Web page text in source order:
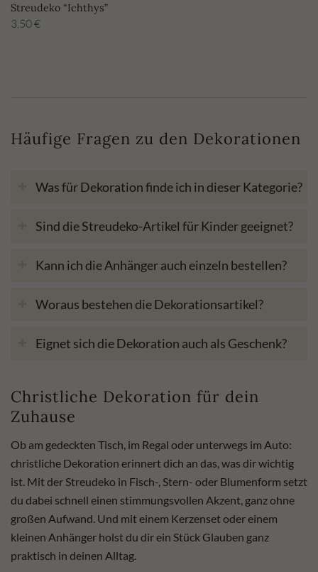
Streudeko “Ichthys”
3,50€
Häufige Fragen zu den Dekorationen
Was für Dekoration finde ich in dieser Kategorie?
Sind die Streudeko-Artikel für Kinder geeignet?
Kann ich die Anhänger auch einzeln bestellen?
Woraus bestehen die Dekorationsartikel?
Eignet sich die Dekoration auch als Geschenk?
Christliche Dekoration für dein
Zuhause
Ob am gedeckten Tisch, im Regal oder unterwegs im Auto:
christliche Dekoration erinnert dich an das, was dir wichtig
ist. Mit der Streudeko in Fisch-, Stern- oder Blumenform setzt
du dabei schnell einen stimmungsvollen Akzent, ganz ohne
großen Aufwand. Und mit einem Kerzenset oder einem
kleinen Anhänger holst du dir ein Stück Glauben ganz
praktisch in deinen Alltag.